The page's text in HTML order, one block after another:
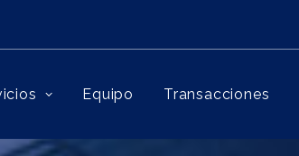
Equipo Transacciones